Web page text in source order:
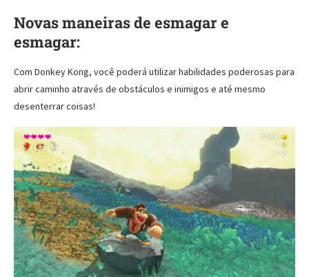
Novas maneiras de esmagar e
esmagar:
Com Donkey Kong, você poderá utilizar habilidades poderosas para
abrir caminho através de obstáculos e inimigos e até mesmo
desenterrar coisas!